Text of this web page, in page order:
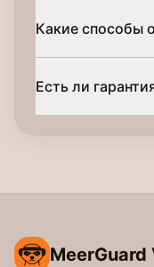
Какие способы
Есть ли
MeerGuard